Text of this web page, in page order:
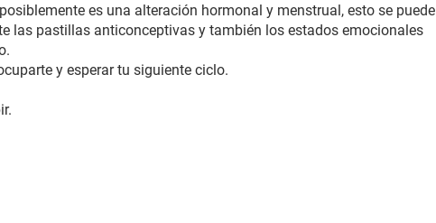
es una alteración hormonal y menstrual, esto se puede
las pastillas anticonceptivas y también los estados emocionales
y esperar tu siguiente ciclo.